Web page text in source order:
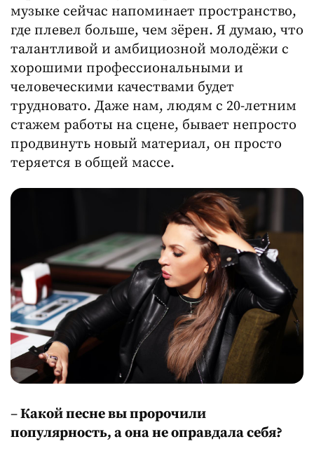
музыке сейчас напоминает пространство,
где плевел больше, чем зёрен. Я думаю, что
талантливой и амбициозной молодёжи с
хорошими профессиональными и
человеческими качествами будет
трудновато. Даже нам, людям с 20-летним
стажем работы на сцене, бывает непросто
продвинуть новый материал, он просто
теряется в общей массе.
–Какой песне вы пророчили
популярность, а она не оправдала себя?